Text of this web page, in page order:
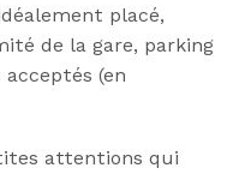
placé,
de la gare, parking
(en
attentions qui